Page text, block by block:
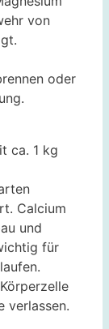
von
oder
ca. 1 kg
Calcium
und
für
verlassen.